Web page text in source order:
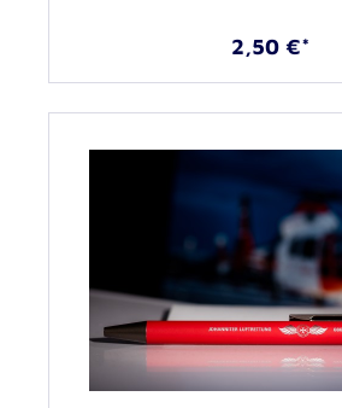
2,50 €*